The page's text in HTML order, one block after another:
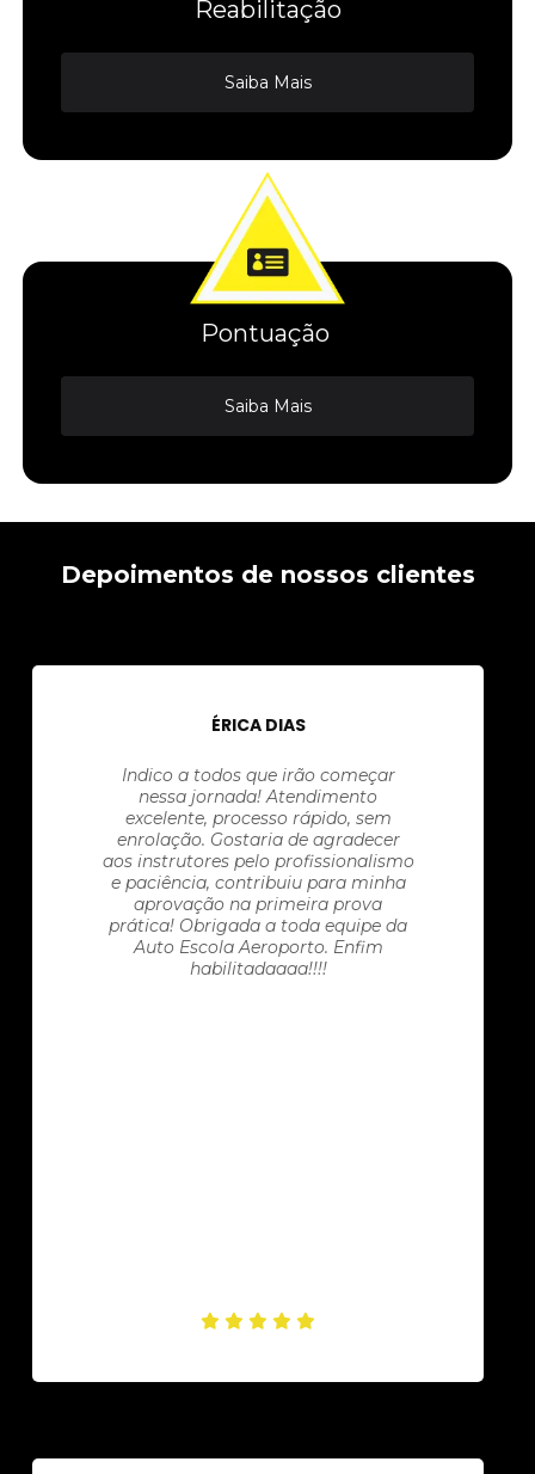
Reabilitação
Saiba Mais
Pontuação
Saiba Mais
Depoimentos de nossos clientes
ÉRICA DIAS
Indico a todos que irão começar
nessa jornada! Atendimento
excelente, processo rápido, sem
enrolação. Gostaria de agradecer
aos instrutores pelo profissionalismo
e paciência, contribuiu para minha
aprovação na primeira prova
prática! Obrigada a toda equipe da
Auto Escola Aeroporto. Enfim
habilitadaaaa!!!!